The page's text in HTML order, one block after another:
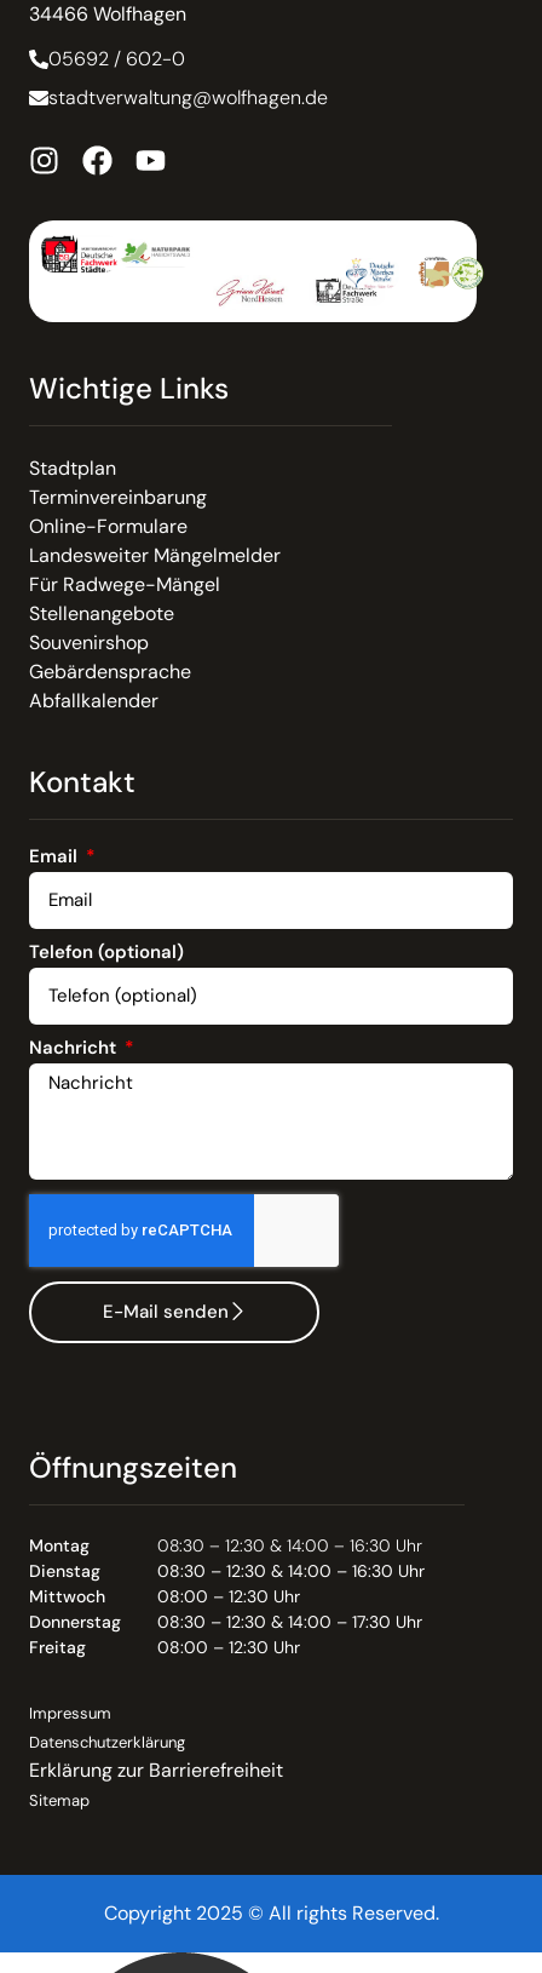
34466 Wolfhagen
05692 / 602-0
stadtverwaltung@wolfhagen.de
Wichtige Links
Stadtplan
Terminvereinbarung
Online-Formulare
Landesweiter Mängelmelder
Für Radwege-Mängel
Stellenangebote
Souvenirshop
Gebärdensprache
Abfallkalender
Kontakt
Email
Telefon (optional)
Nachricht
E-Mail senden
Öffnungszeiten
Montag
08:30 – 12:30 & 14:00 – 16:30 Uhr
Dienstag
08:30 – 12:30 & 14:00 – 16:30 Uhr
Mittwoch
08:00 – 12:30 Uhr
Donnerstag
08:30 – 12:30 & 14:00 – 17:30 Uhr
Freitag
08:00 – 12:30 Uhr
Impressum
Datenschutzerklärung
Erklärung zur Barrierefreiheit
Sitemap
Copyright 2025 © All rights Reserved.